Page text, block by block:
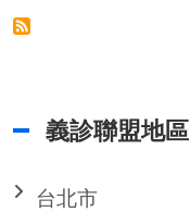
義診聯盟地區
台北市